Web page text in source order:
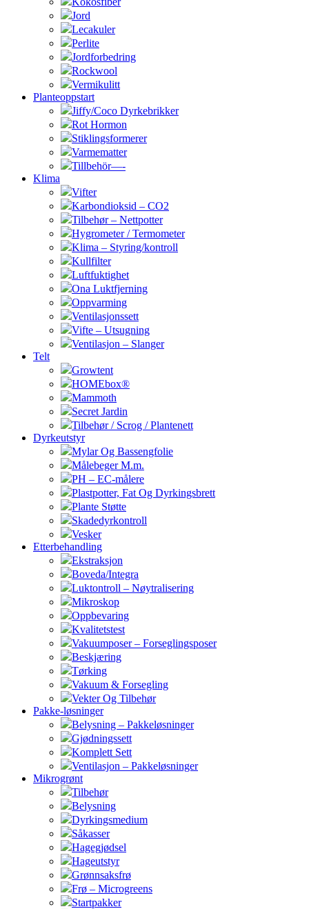
Jord
Lecakuler
Perlite
Jordforbedring
Rockwool
Vermikulitt
Planteoppstart
Jiffy/Coco Dyrkebrikker
Rot Hormon
Stiklingsformerer
Varmematter
Tillbehör—-
Klima
Vifter
Karbondioksid – CO2
Tilbehør – Nettpotter
Hygrometer / Termometer
Klima – Styring/kontroll
Kullfilter
Luftfuktighet
Ona Luktfjerning
Oppvarming
Ventilasjonssett
Vifte – Utsugning
Ventilasjon – Slanger
Telt
Growtent
HOMEbox®
Mammoth
Secret Jardin
Tilbehør / Scrog / Plantenett
Dyrkeutstyr
Mylar Og Bassengfolie
Målebeger M.m.
PH – EC-målere
Plastpotter, Fat Og Dyrkingsbrett
Plante Støtte
Skadedyrkontroll
Vesker
Etterbehandling
Ekstraksjon
Boveda/Integra
Luktontroll – Nøytralisering
Mikroskop
Oppbevaring
Kvalitetstest
Vakuumposer – Forseglingsposer
Beskjæring
Tørking
Vakuum & Forsegling
Vekter Og Tilbehør
Pakke-løsninger
Belysning – Pakkeløsninger
Gjødningssett
Komplett Sett
Ventilasjon – Pakkeløsninger
Mikrogrønt
Tilbehør
Belysning
Dyrkingsmedium
Såkasser
Hagegjødsel
Hageutstyr
Grønnsaksfrø
Frø – Microgreens
Startpakker